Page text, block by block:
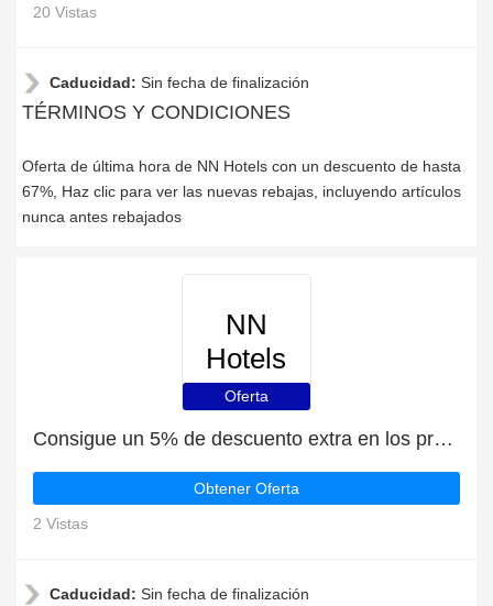
20 Vistas
Caducidad: Sin fecha de finalización
TÉRMINOS Y CONDICIONES
Oferta de última hora de NN Hotels con un descuento de hasta
67%, Haz clic para ver las nuevas rebajas, incluyendo artículos
nunca antes rebajados
NN
Hotels
Oferta
Consigue un 5% de descuento extra en los productos de NN Hotels
Obtener Oferta
2 Vistas
Caducidad: Sin fecha de finalización